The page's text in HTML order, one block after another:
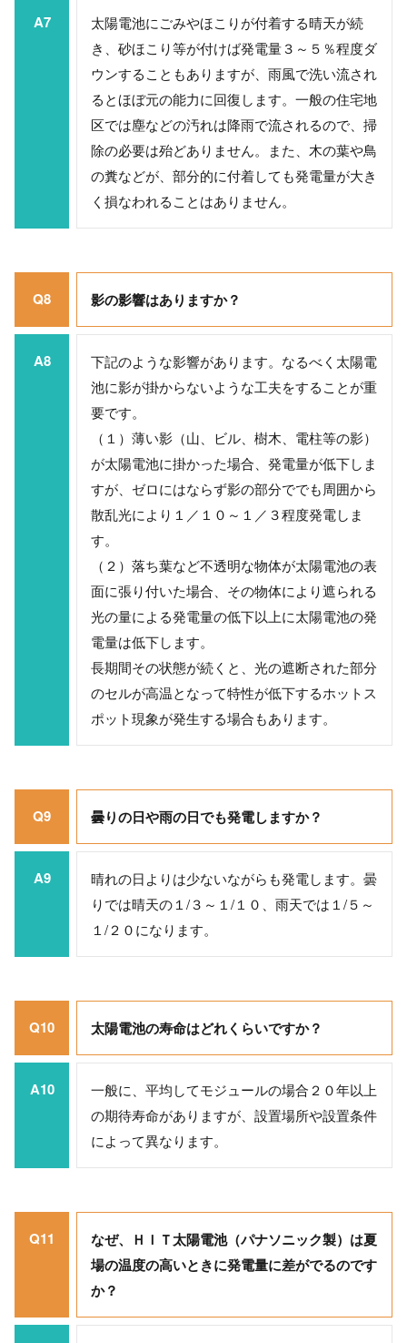
A7
太陽電池にごみやほこりが付着する晴天が続
き、砂ほこり等が付けば発電量３～５％程度ダ
ウンすることもありますが、雨風で洗い流され
るとほぼ元の能力に回復します。一般の住宅地
区では塵などの汚れは降雨で流されるので、掃
除の必要は殆どありません。また、木の葉や鳥
の糞などが、部分的に付着しても発電量が大き
く損なわれることはありません。
Q8 影の影響はありますか？
A8
下記のような影響があります。なるべく太陽電
池に影が掛からないような工夫をすることが重
要です。
（１）薄い影（山、ビル、樹木、電柱等の影）
が太陽電池に掛かった場合、発電量が低下しま
すが、ゼロにはならず影の部分ででも周囲から
散乱光により１／１０～１／３程度発電しま
す。
（２）落ち葉など不透明な物体が太陽電池の表
面に張り付いた場合、その物体により遮られる
光の量による発電量の低下以上に太陽電池の発
電量は低下します。
長期間その状態が続くと、光の遮断された部分
のセルが高温となって特性が低下するホットス
ポット現象が発生する場合もあります。
Q9 曇りの日や雨の日でも発電しますか？
A9
晴れの日よりは少ないながらも発電します。曇
りでは晴天の１/３～１/１０、雨天では１/５～
１/２０になります。
Q10 太陽電池の寿命はどれくらいですか？
A10
一般に、平均してモジュールの場合２０年以上
の期待寿命がありますが、設置場所や設置条件
によって異なります。
Q11
なぜ、ＨＩＴ太陽電池（パナソニック製）は夏
場の温度の高いときに発電量に差がでるのです
か？